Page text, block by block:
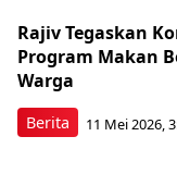
Berita
Rajiv Tegaskan
Program Makan
Warga
11 Mei 2026,